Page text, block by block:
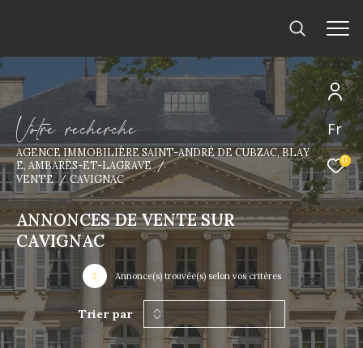
Fr
0
Votre recherche
AGENCE IMMOBILIÈRE SAINT-ANDRÉ DE CUBZAC, BLAY
E, AMBARÈS-ET-LAGRAVE
VENTE
CAVIGNAC
ANNONCES DE VENTE SUR
CAVIGNAC
2 Annonce(s) trouvée(s) selon vos critères
Trier par